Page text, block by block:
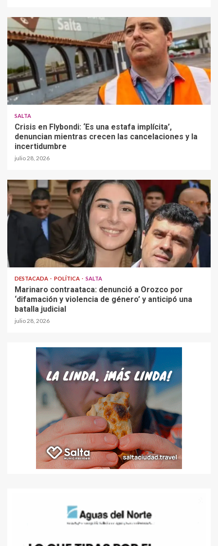
SALTA
Crisis en Flybondi: ‘Es una estafa implícita’,
denuncian mientras crecen las cancelaciones y la
incertidumbre
julio 28, 2026
DESTACADA POLÍTICA SALTA
Marinaro contraataca: denunció a Orozco por
‘difamación y violencia de género’ y anticipó una
batalla judicial
julio 28, 2026